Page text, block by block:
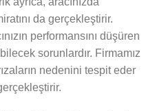
da gerçekleştirir.
performansını düşüren
sorunlardır. Firmamız
nedenini tespit eder